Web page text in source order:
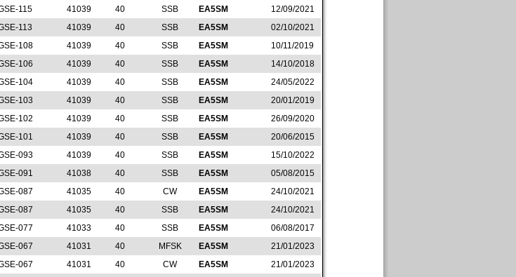
115 41039 40 SSB EA5SM
12/09/2021
113 41039 40 SSB EA5SM
02/10/2021
108 41039 40 SSB EA5SM
10/11/2019
106 41039 40 SSB EA5SM
14/10/2018
104 41039 40 SSB EA5SM
24/05/2022
103 41039 40 SSB EA5SM
20/01/2019
102 41039 40 SSB EA5SM
26/09/2020
101 41039 40 SSB EA5SM
20/06/2015
093 41039 40 SSB EA5SM
15/10/2022
091 41038 40 SSB EA5SM
05/08/2015
087 41035 40 CW EA5SM
24/10/2021
087 41035 40 SSB EA5SM
24/10/2021
077 41033 40 SSB EA5SM
06/08/2017
067 41031 40 MFSK EA5SM
21/01/2023
067 41031 40 CW EA5SM
21/01/2023